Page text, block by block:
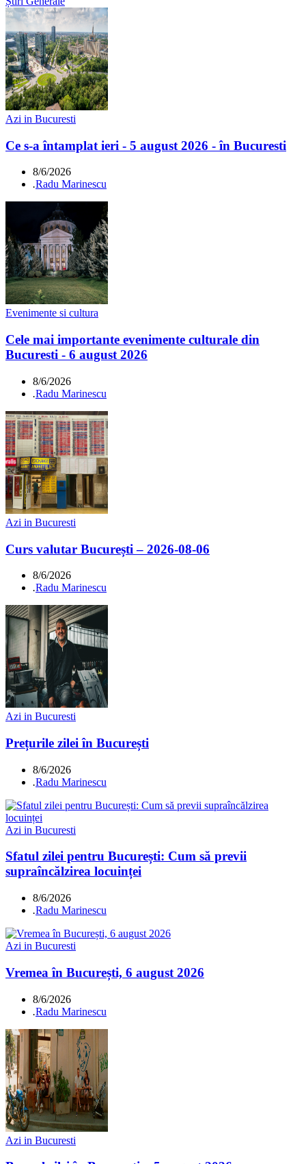
Azi in Bucuresti
Ce s-a întamplat ieri - 5 august 2026 - în Bucuresti
8/6/2026
.Radu Marinescu
Evenimente si cultura
Cele mai importante evenimente culturale din
Bucuresti - 6 august 2026
8/6/2026
.Radu Marinescu
Azi in Bucuresti
Curs valutar București – 2026-08-06
8/6/2026
.Radu Marinescu
Azi in Bucuresti
Prețurile zilei în București
8/6/2026
.Radu Marinescu
Azi in Bucuresti
Sfatul zilei pentru București: Cum să previi
supraîncălzirea locuinței
8/6/2026
.Radu Marinescu
Azi in Bucuresti
Vremea în București, 6 august 2026
8/6/2026
.Radu Marinescu
Azi in Bucuresti